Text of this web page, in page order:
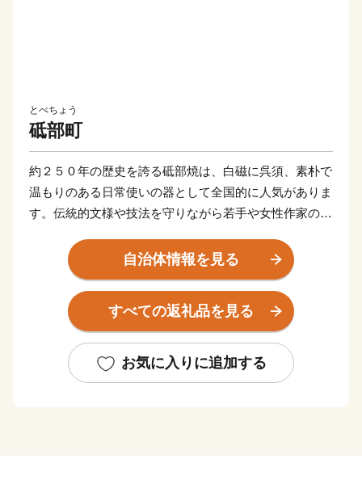
とべちょう
砥部町
約２５０年の歴史を誇る砥部焼は、白磁に呉須、素朴で
温もりのある日常使いの器として全国的に人気がありま
す。伝統的文様や技法を守りながら若手や女性作家の新
また、里山風景の段斜面に広がるみかん畑は、古くから
砥部焼と並ぶ産業。
高級柑橘で知られる「紅まどんな」の産地として愛媛県
自治体情報を見る
すべての返礼品を見る
お気に入りに追加する